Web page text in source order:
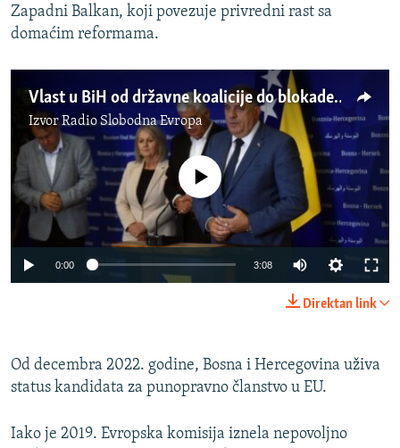
Zapadni Balkan, koji povezuje privredni rast sa
domaćim reformama.
Vlast u BiH od državne koalicije do blokade države
IzvorRadio Slobodna Evropa
720p 1080p
No media source currently available
0:00 3:08
720p
Direktan link
Od decembra 2022. godine, Bosna i Hercegovina uživa
status kandidata za punopravno članstvo u EU.
Iako je 2019. Evropska komisija iznela nepovoljno